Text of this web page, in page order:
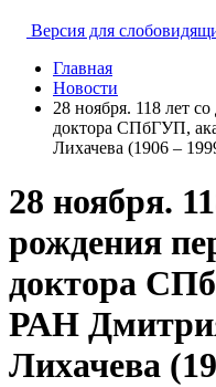
Версия для
Главная
Новости
28 ноября. 118 лет
доктора СПбГУП,
Лихачева (1906 –
28 ноября.
рождения
доктора
РАН
Лихачева